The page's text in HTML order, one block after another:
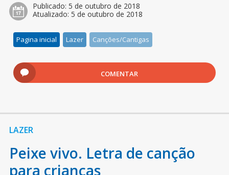
Publicado: 5 de outubro de 2018
Atualizado: 5 de outubro de 2018
Pagina inicial Lazer Canções/Cantigas
COMENTAR
LAZER
Peixe vivo. Letra de canção
para crianças